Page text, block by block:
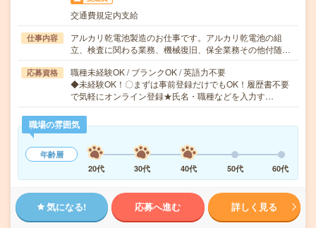
交通費規定内支給
仕事内容
アルカリ乾電池製造のお仕事です。アルカリ乾電池の組
立、検査に関わる業務、機械復旧、保全業務その他付随…
応募資格
職種未経験OK / ブランクOK / 英語力不要
◆未経験OK！〇まずは事前登録だけでもOK！履歴書不要
で気軽にオンライン登録★氏名・職種などを入力す…
職場の雰囲気
年齢層
20代
30代 40代 50代 60代
気になる! 応募へ進む 詳しく見る